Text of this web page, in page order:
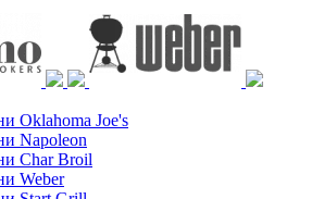
Oklahoma Joe's
Napoleon
Char Broil
Weber